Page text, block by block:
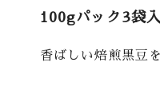
100gパック3袋
香ばしい焙煎黒豆